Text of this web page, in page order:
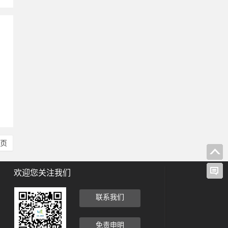
欢迎您关注我们
联系我们
免责申明